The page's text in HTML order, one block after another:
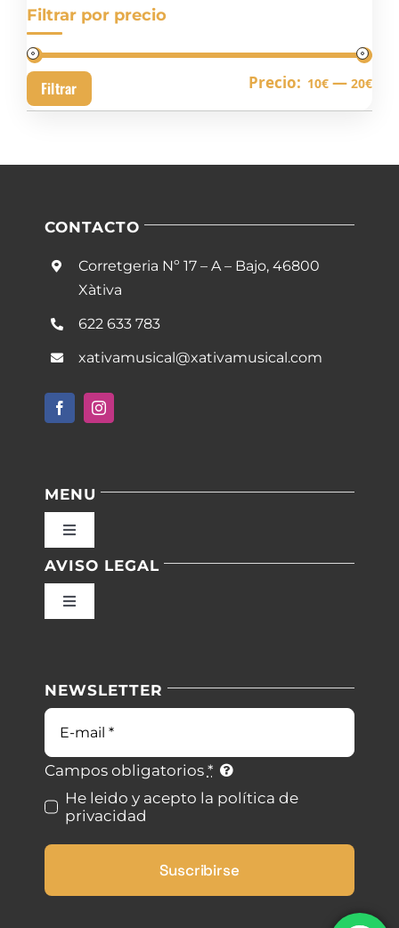
Filtrar por precio
Filtrar Precio: 10€ — 20€
CONTACTO
Corretgeria Nº 17 – A – Bajo, 46800
Xàtiva
622 633 783
xativamusical@xativamusical.com
MENU
Toggle
Inicio
Blog
Contacto
AVISO LEGAL
Toggle
Condiciones de uso
Ley de cookies
Desistimiento
NEWSLETTER
Correo
electrónico
Campos obligatorios *
He leido y acepto la política de
privacidad
Suscribirse